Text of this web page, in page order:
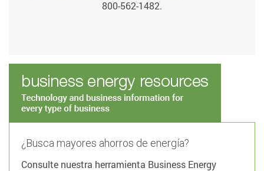
800-562-1482.
¿Busca mayores ahorros de energía?
Consulte nuestra herramienta Business Energy